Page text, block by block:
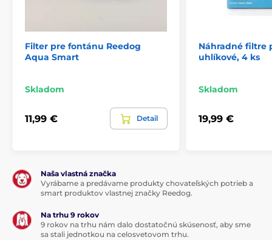
Filter pre fontánu Reedog
Aqua Smart
Skladom
11,99 € Detail
Náhradné filtre
uhlíkové, 4 ks
Skladom
19,99 €
Naša vlastná značka
Vyrábame a predávame produkty chovateľských potrieb a
smart produktov vlastnej značky Reedog.
Na trhu 9 rokov
9 rokov na trhu nám dalo dostatočnú skúsenosť, aby sme
sa stali jednotkou na celosvetovom trhu.